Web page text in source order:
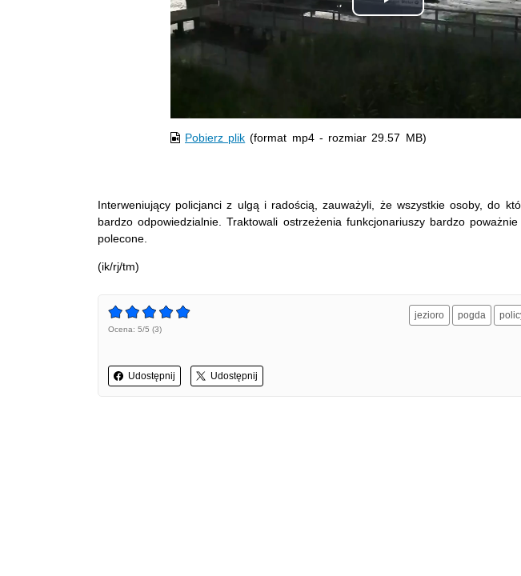
Odtwórz
Pobierz plik (format mp4 - rozmiar 29.57 MB)
Interweniujący policjanci z ulgą i radością, zauważyli, że wszystkie osoby, do
bardzo odpowiedzialnie. Traktowali ostrzeżenia funkcjonariuszy bardzo
polecone.
(ik/rj/tm)
Ocena: 5/5 (3)
Udostępnij Udostępnij
jezioro pogda